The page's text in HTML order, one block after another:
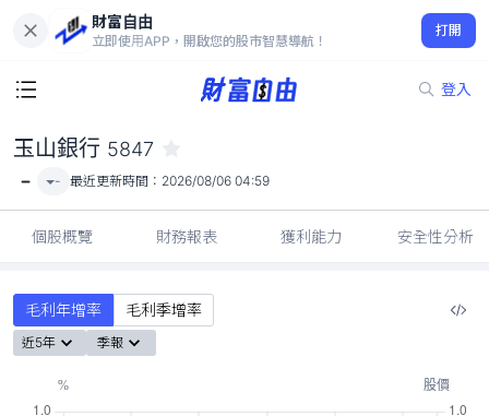
財富自由
立即使用APP，開啟您的股市智慧導航！
打開
登入
-
玉山銀行 5847
- - 最近更新時間： 2026/08/06 04:59
個股概覽 財務報表 獲利能力 安全性分析
毛利年增率 毛利季增率
近5年 季報